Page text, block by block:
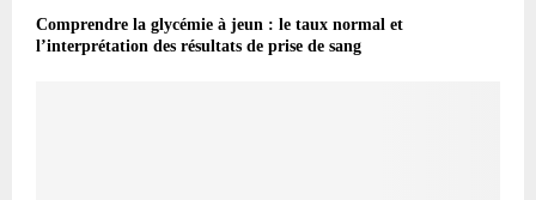
Comprendre la glycémie à jeun : le taux normal et
l’interprétation des résultats de prise de sang